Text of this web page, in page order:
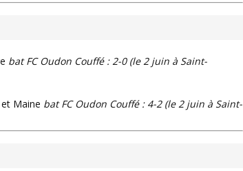
bat FC Oudon Couffé : 2-0 (le 2 juin à Saint-
et Maine bat FC Oudon Couffé : 4-2 (le 2 juin à Saint-